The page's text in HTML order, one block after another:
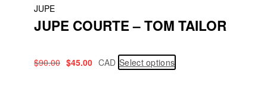
JUPE
JUPE COURTE – TOM TAILOR
$90.00 $45.00 CAD Select options